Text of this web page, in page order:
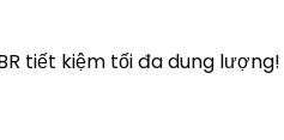
tiết kiệm tối đa dung lượng!